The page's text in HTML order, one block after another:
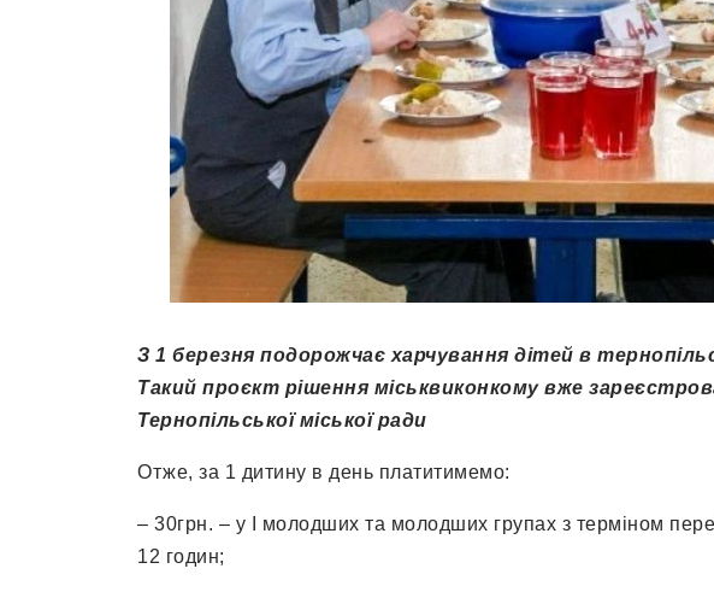
З 1 березня подорожчає харчування дітей в
Такий проєкт рішення міськвиконкому вже
Тернопільської міської ради
Отже, за 1 дитину в день платитимемо:
– 30грн. – у І молодших та молодших групах з терміном
12 годин;